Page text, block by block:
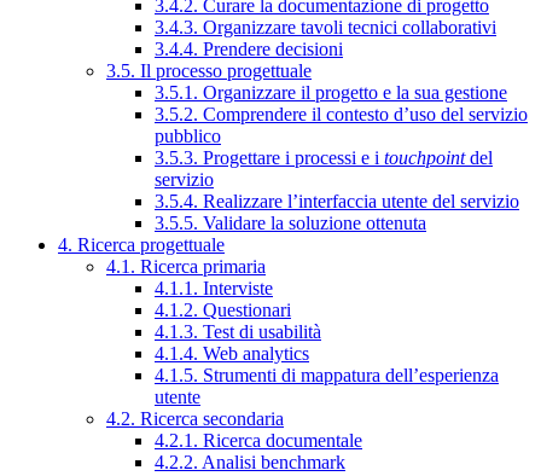
3.4.2. Curare la documentazione di progetto
3.4.3. Organizzare tavoli tecnici collaborativi
3.4.4. Prendere decisioni
3.5. Il processo progettuale
3.5.1. Organizzare il progetto e la sua gestione
3.5.2. Comprendere il contesto d’uso del servizio
pubblico
3.5.3. Progettare i processi e i touchpointdel
servizio
3.5.4. Realizzare l’interfaccia utente del servizio
3.5.5. Validare la soluzione ottenuta
4. Ricerca progettuale
4.1. Ricerca primaria
4.1.1. Interviste
4.1.2. Questionari
4.1.3. Test di usabilità
4.1.4. Web analytics
4.1.5. Strumenti di mappatura dell’esperienza
utente
4.2. Ricerca secondaria
4.2.1. Ricerca documentale
4.2.2. Analisi benchmark